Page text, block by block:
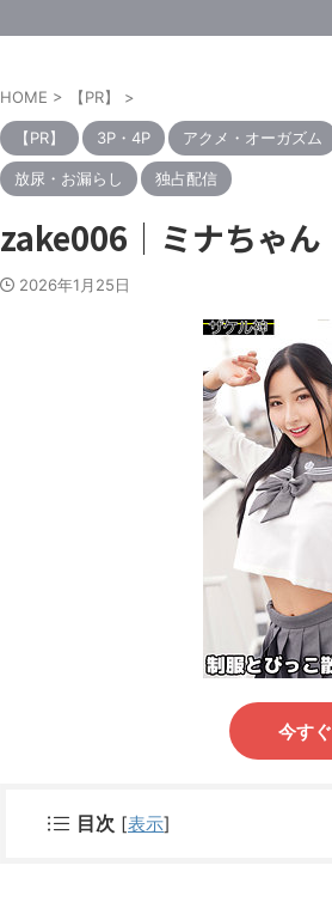
HOME > 【PR】 >
【PR】 3P・4P アクメ・オーガズム
放尿・お漏らし 独占配信
zake006｜ミナちゃん
2026年1月25日
今す
目次 [表示]